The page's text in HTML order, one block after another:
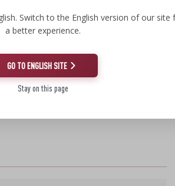
zakupu!
Switch to the English version of our site
a better experience.
GO TO ENGLISH SITE
Stay on this page